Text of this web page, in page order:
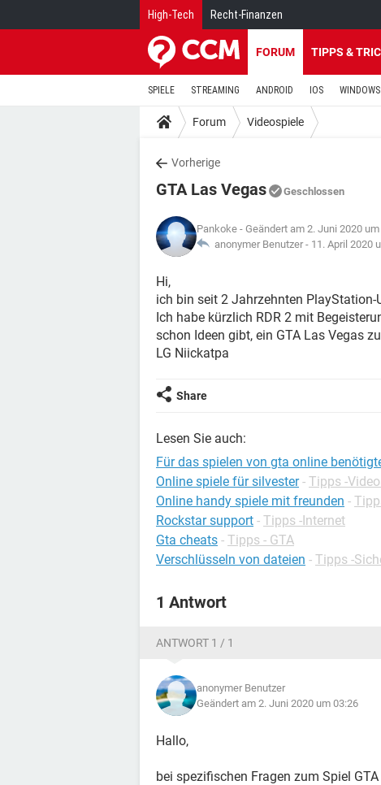
High-Tech Recht-Finanzen
FORUM TIPPS &
SPIELE STREAMING ANDROID IOS
Forum Videospiele
Vorherige
GTA Las Vegas Geschlossen
Pankoke - Geändert am 2. Juni 2020
anonymer Benutzer - 11. April 2020
Hi,
ich bin seit 2 Jahrzehnten PlayStation-
Ich habe kürzlich RDR 2 mit
schon Ideen gibt, ein GTA Las Vegas
LG Niickatpa
Share
Lesen Sie auch:
Für das spielen von gta online
Online spiele für silvester - Tipps -
Online handy spiele mit freunden -
Rockstar support - Tipps -Internet
Gta cheats - Tipps - GTA
Verschlüsseln von dateien - Tipps -
1 Antwort
ANTWORT 1 / 1
anonymer Benutzer
Geändert am 2. Juni 2020 um 03:26
Hallo,
bei spezifischen Fragen zum Spiel